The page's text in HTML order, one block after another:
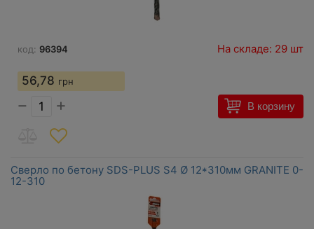
код: 96394 На складе: 29 шт
56,78 грн
− + В корзину
Сверло по бетону SDS-PLUS S4 Ø 12*310мм GRANITE 0-
12-310